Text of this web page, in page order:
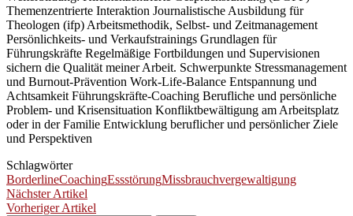
Themenzentrierte Interaktion Journalistische Ausbildung für
Theologen (ifp) Arbeitsmethodik, Selbst- und Zeitmanagement
Persönlichkeits- und Verkaufstrainings Grundlagen für
Führungskräfte Regelmäßige Fortbildungen und Supervisionen
sichern die Qualität meiner Arbeit. Schwerpunkte Stressmanagement
und Burnout-Prävention Work-Life-Balance Entspannung und
Achtsamkeit Führungskräfte-Coaching Berufliche und persönliche
Problem- und Krisensituation Konfliktbewältigung am Arbeitsplatz
oder in der Familie Entwicklung beruflicher und persönlicher Ziele
und Perspektiven
Schlagwörter
BorderlineCoachingEssstörungMissbrauchvergewaltigung
Nächster Artikel
Vorheriger Artikel